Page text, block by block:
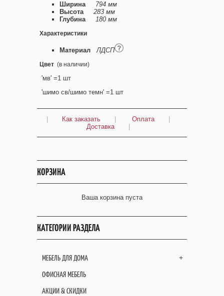
Ширина
794 мм
Высота
283 мм
Глубина
180 мм
Характеристики
Материал ЛДСП
Цвет (в наличии)
'мв' =1 шт
'шимо св/шимо темн' =1 шт
| Как заказать | Оплата
|
Доставка
|
КОРЗИНА
Ваша корзина пуста
КАТЕГОРИИ РАЗДЕЛА
+
МЕБЕЛЬ ДЛЯ ДОМА
ОФИСНАЯ МЕБЕЛЬ
АКЦИИ & СКИДКИ